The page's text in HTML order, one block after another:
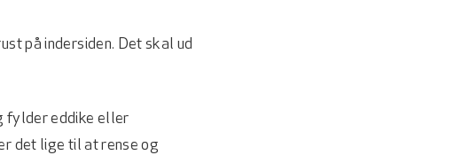
på indersiden. Det skal ud
fylder eddike eller
det lige til at rense og